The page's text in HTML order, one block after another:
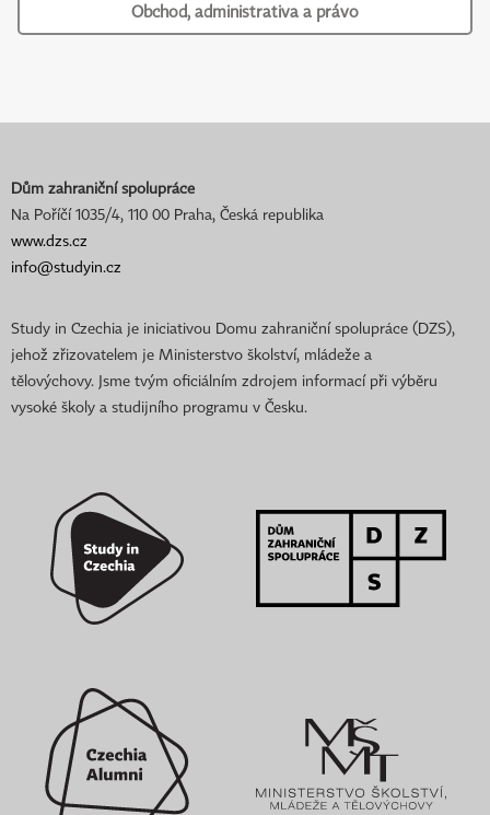
Obchod, administrativa a právo
Dům zahraniční spolupráce
Na Poříčí 1035/4, 110 00 Praha, Česká republika
www.dzs.cz
info@studyin.cz
Study in Czechia je iniciativou Domu zahraniční spolupráce (DZS),
jehož zřizovatelem je Ministerstvo školství, mládeže a
tělovýchovy. Jsme tvým oficiálním zdrojem informací při výběru
vysoké školy a studijního programu v Česku.